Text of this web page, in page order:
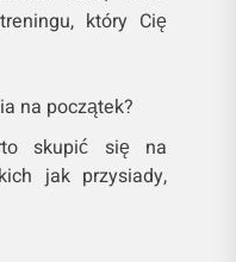
który Cię
na początek?
skupić się na
jak przysiady,